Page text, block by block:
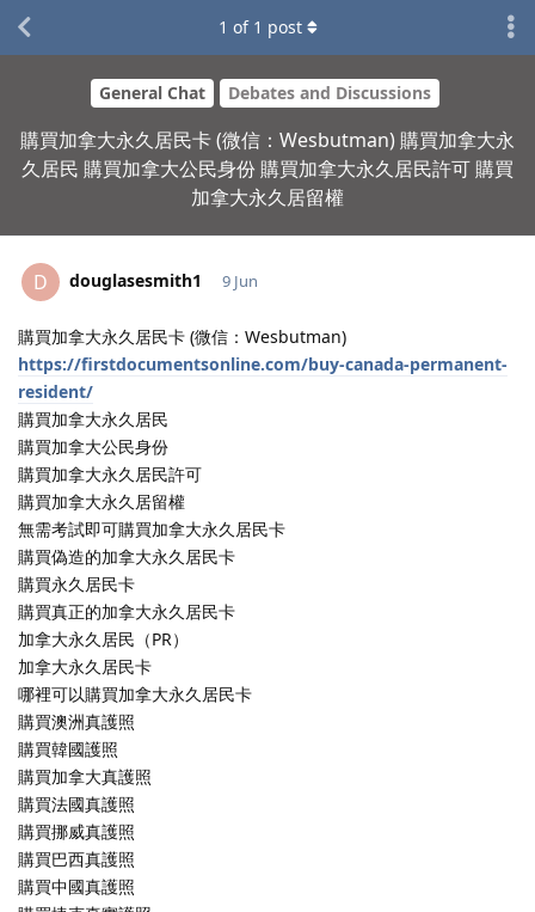
General Chat Debates and Discussions
購買加拿大永久居民卡 (微信：Wesbutman) 購買加拿大永
久居民 購買加拿大公民身份 購買加拿大永久居民許可 購買
加拿大永久居留權
1 of 1 post
D douglasesmith1 9 Jun
購買加拿大永久居民卡 (微信：Wesbutman)
https://firstdocumentsonline.com/buy-canada-permanent-
resident/
購買加拿大永久居民
購買加拿大公民身份
購買加拿大永久居民許可
購買加拿大永久居留權
無需考試即可購買加拿大永久居民卡
購買偽造的加拿大永久居民卡
購買永久居民卡
購買真正的加拿大永久居民卡
加拿大永久居民（PR）
加拿大永久居民卡
哪裡可以購買加拿大永久居民卡
購買澳洲真護照
購買韓國護照
購買加拿大真護照
購買法國真護照
購買挪威真護照
購買巴西真護照
購買中國真護照